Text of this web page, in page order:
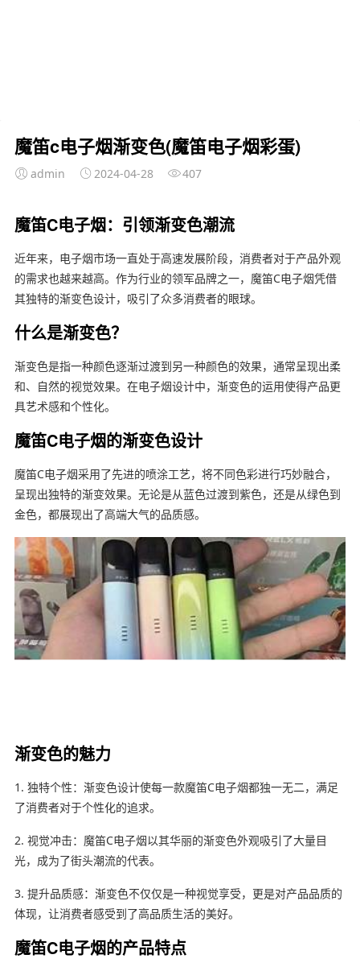
魔笛c电子烟渐变色(魔笛电子烟彩蛋)
admin 2024-04-28 407
魔笛C电子烟：引领渐变色潮流
近年来，电子烟市场一直处于高速发展阶段，消费者对于产品外观
的需求也越来越高。作为行业的领军品牌之一，魔笛C电子烟凭借
其独特的渐变色设计，吸引了众多消费者的眼球。
什么是渐变色？
渐变色是指一种颜色逐渐过渡到另一种颜色的效果，通常呈现出柔
和、自然的视觉效果。在电子烟设计中，渐变色的运用使得产品更
具艺术感和个性化。
魔笛C电子烟的渐变色设计
魔笛C电子烟采用了先进的喷涂工艺，将不同色彩进行巧妙融合，
呈现出独特的渐变效果。无论是从蓝色过渡到紫色，还是从绿色到
金色，都展现出了高端大气的品质感。
渐变色的魅力
1. 独特个性：渐变色设计使每一款魔笛C电子烟都独一无二，满足
了消费者对于个性化的追求。
2. 视觉冲击：魔笛C电子烟以其华丽的渐变色外观吸引了大量目
光，成为了街头潮流的代表。
3. 提升品质感：渐变色不仅仅是一种视觉享受，更是对产品品质的
体现，让消费者感受到了高品质生活的美好。
魔笛C电子烟的产品特点